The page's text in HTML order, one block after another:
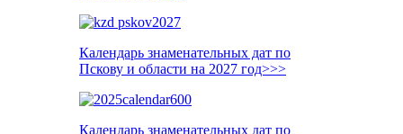
Календарь знаменательных дат по
Пскову и области на 2027 год>>>
Календарь знаменательных дат по